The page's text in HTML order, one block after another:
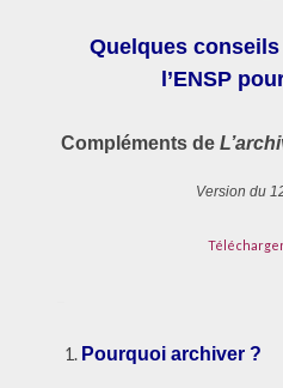
Quelques
l’ENSP
Compléments de
Version du
Pourquoi archiver ?